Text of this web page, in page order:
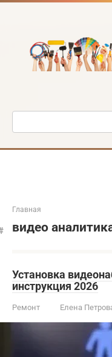
Перейти
Поиск:
Главная
видео
Установка
инструкция 2026
Ремонт Елена